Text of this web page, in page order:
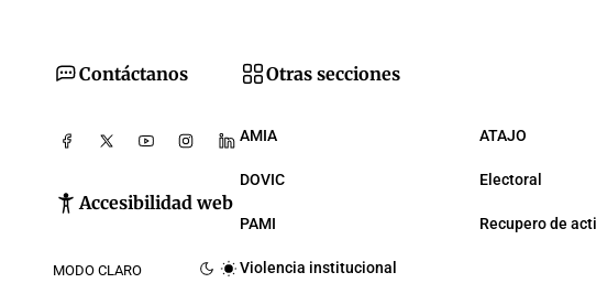
Contáctanos
Accesibilidad web
MODO CLARO
Otras secciones
AMIA ATAJO
DOVIC Electoral
PAMI Recupero de
Violencia institucional